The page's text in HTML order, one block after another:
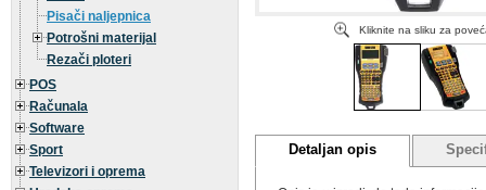
Pisači naljepnica
Potrošni materijal
Rezači ploteri
POS
Računala
Software
Sport
Televizori i oprema
Kliknite na sliku za
Detaljan opis